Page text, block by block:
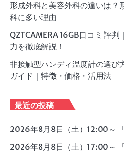
形成外科と美容外科の違いは？
科に多い理由
QZTCAMERA 16GB口コミ 評判
力を徹底解説！
非接触型ハンディ温度計の選び
ガイド｜特徴・価格・活用法
最近の投稿
2026年8月8日（土）12:00～
2026年8月8日（土）17:00～